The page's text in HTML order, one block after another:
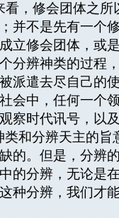
，修会团体之所
并不是先有一个
立修会团体，或
分辨神类的过程
派遣去尽自己的
会中，任何一个
察时代讯号，以
类和分辨天主的
的。但是，分辨
的分辨，无论是
种分辨，我们才